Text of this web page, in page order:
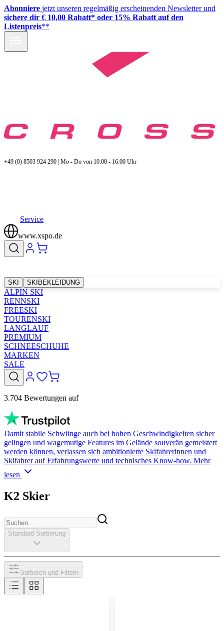
Abonniere jetzt unseren regelmäßig erscheinenden Newsletter und
sichere dir € 10,00 Rabatt* oder 15% Rabatt auf den
Listenpreis**
+49 (0) 8503 924 290 | Mo - Do von 10:00 - 16:00 Uhr
Service
www.xspo.de
SKI SKIBEKLEIDUNG
ALPIN SKI
RENNSKI
FREESKI
TOURENSKI
LANGLAUF
PREMIUM
SCHNEESCHUHE
MARKEN
SALE
3.704 Bewertungen auf
Damit stabile Schwünge auch bei hohen Geschwindigkeiten sicher
gelingen und wagemutige Features im Gelände souverän gemeistert
werden können, verlassen sich ambitionierte Skifahrerinnen und
Skifahrer auf Erfahrungswerte und technisches Know-how. Mehr
lesen
K2 Skier
Standard Sortierung
Sortieren und Filtern